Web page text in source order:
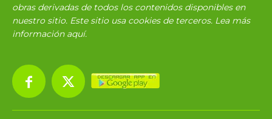
obras derivadas de todos los contenidos disponibles en
nuestro sitio. Este sitio usa cookies de terceros. Lea más
información aquí.